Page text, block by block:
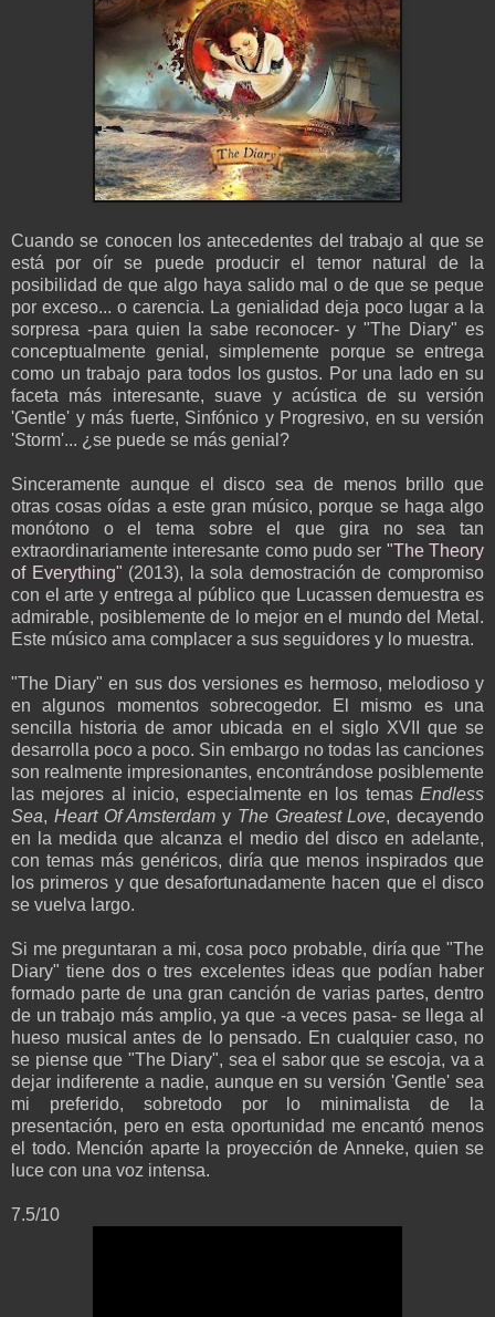
Cuando se conocen los antecedentes del trabajo al que se
está por oír se puede producir el temor natural de la
posibilidad de que algo haya salido mal o de que se peque
por exceso... o carencia. La genialidad deja poco lugar a la
sorpresa -para quien la sabe reconocer- y "The Diary" es
conceptualmente genial, simplemente porque se entrega
como un trabajo para todos los gustos. Por una lado en su
faceta más interesante, suave y acústica de su versión
'Gentle' y más fuerte, Sinfónico y Progresivo, en su versión
'Storm'... ¿se puede se más genial?
Sinceramente aunque el disco sea de menos brillo que
otras cosas oídas a este gran músico, porque se haga algo
monótono o el tema sobre el que gira no sea tan
extraordinariamente interesante como pudo ser "The Theory
of Everything" (2013), la sola demostración de compromiso
con el arte y entrega al público que Lucassen demuestra es
admirable, posiblemente de lo mejor en el mundo del Metal.
Este músico ama complacer a sus seguidores y lo muestra.
"The Diary" en sus dos versiones es hermoso, melodioso y
en algunos momentos sobrecogedor. El mismo es una
sencilla historia de amor ubicada en el siglo XVII que se
desarrolla poco a poco. Sin embargo no todas las canciones
son realmente impresionantes, encontrándose posiblemente
las mejores al inicio, especialmente en los temas Endless
Sea, Heart Of Amsterdam y The Greatest Love, decayendo
en la medida que alcanza el medio del disco en adelante,
con temas más genéricos, diría que menos inspirados que
los primeros y que desafortunadamente hacen que el disco
se vuelva largo.
Si me preguntaran a mi, cosa poco probable, diría que "The
Diary" tiene dos o tres excelentes ideas que podían haber
formado parte de una gran canción de varias partes, dentro
de un trabajo más amplio, ya que -a veces pasa- se llega al
hueso musical antes de lo pensado. En cualquier caso, no
se piense que "The Diary", sea el sabor que se escoja, va a
dejar indiferente a nadie, aunque en su versión 'Gentle' sea
mi preferido, sobretodo por lo minimalista de la
presentación, pero en esta oportunidad me encantó menos
el todo. Mención aparte la proyección de Anneke, quien se
luce con una voz intensa.
7.5/10